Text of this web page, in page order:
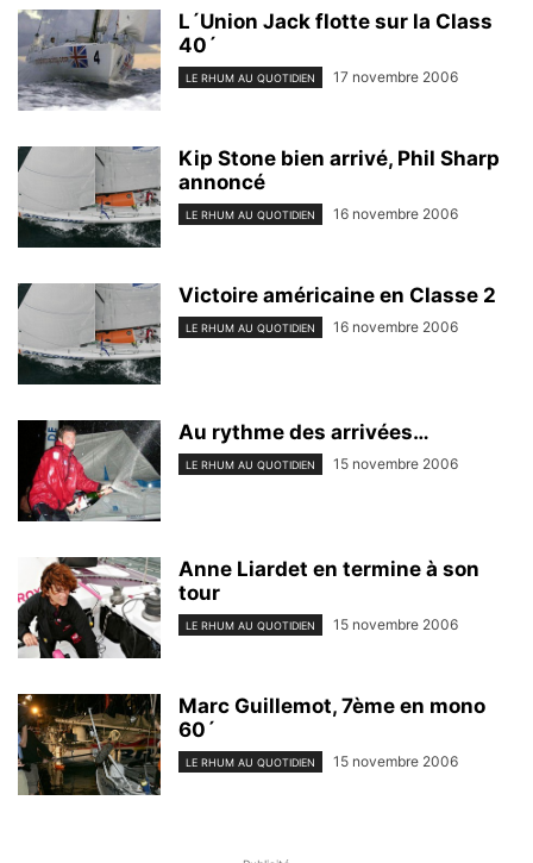
L´Union Jack flotte sur la Class
40´
LE RHUM AU QUOTIDIEN 17 novembre 2006
Kip Stone bien arrivé, Phil Sharp
annoncé
LE RHUM AU QUOTIDIEN 16 novembre 2006
Victoire américaine en Classe 2
LE RHUM AU QUOTIDIEN 16 novembre 2006
Au rythme des arrivées…
LE RHUM AU QUOTIDIEN 15 novembre 2006
Anne Liardet en termine à son
tour
LE RHUM AU QUOTIDIEN 15 novembre 2006
Marc Guillemot, 7ème en mono
60´
LE RHUM AU QUOTIDIEN 15 novembre 2006